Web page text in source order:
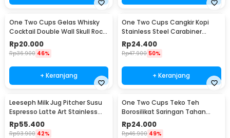
One Two Cups Gelas Whisky
Cocktail Double Wall Skull Rock
Glass 150ml - SG-02
Rp20.000
Rp36.900 46%
+ Keranjang
One Two Cups Cangkir Kopi
Stainless Steel Carabiner
Camping Cup 220ml - C125
Rp24.400
Rp47.900 50%
+ Keranjang
Leeseph Milk Jug Pitcher Susu
Espresso Latte Art Stainless
Steel 600ml - L-2016
Rp55.400
Rp93.900 42%
One Two Cups Teko Teh
Borosilikat Saringan Tahan
Panas Teapot 500ml - TP-757
Rp24.000
Rp46.900 49%